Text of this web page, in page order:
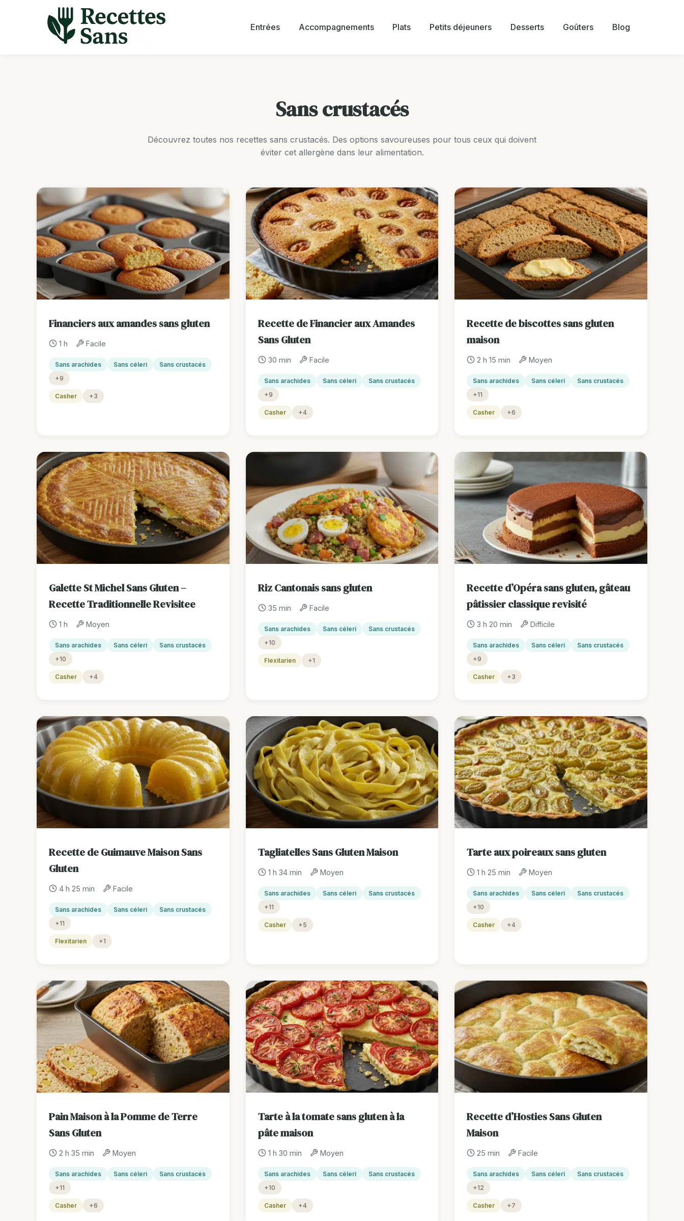
Entrées Accompagnements Plats Petits déjeuners Desserts Goûters Blog
Sans crustacés
Découvrez toutes nos recettes sans crustacés. Des options savoureuses pour tous ceux qui doivent
éviter cet allergène dans leur alimentation.
Financiers aux amandes sans gluten
1 h Facile
Sans arachides Sans céleri
Sans crustacés
+9
Casher +3
Recette de Financier aux Amandes
Sans Gluten
30 min Facile
Sans arachides Sans céleri
Sans crustacés
+9
Casher +4
Recette de biscottes sans gluten
maison
2 h 15 min Moyen
Sans arachides Sans céleri
Sans crustacés
+11
Casher +6
Galette St Michel Sans Gluten –
Recette Traditionnelle Revisitee
1 h Moyen
Sans arachides Sans céleri
Sans crustacés
+10
Casher +4
Riz Cantonais sans gluten
35 min Facile
Sans arachides Sans céleri
Sans crustacés
+10
Flexitarien +1
Recette d’Opéra sans gluten, gâteau
pâtissier classique revisité
3 h 20 min Difficile
Sans arachides Sans céleri
Sans crustacés
+9
Casher +3
Recette de Guimauve Maison Sans
Gluten
4 h 25 min Facile
Sans arachides Sans céleri
Sans crustacés
+11
Flexitarien +1
Tagliatelles Sans Gluten Maison
1 h 34 min Moyen
Sans arachides Sans céleri
Sans crustacés
+11
Casher +5
Tarte aux poireaux sans gluten
1 h 25 min Moyen
Sans arachides Sans céleri
Sans crustacés
+10
Casher +4
Pain Maison à la Pomme de Terre
Sans Gluten
2 h 35 min Moyen
Sans arachides Sans céleri
Sans crustacés
+11
Casher +6
Tarte à la tomate sans gluten à la
pâte maison
1 h 30 min Moyen
Sans arachides Sans céleri
Sans crustacés
+10
Casher +4
Recette d’Hosties Sans Gluten
Maison
25 min Facile
Sans arachides Sans céleri
Sans crustacés
+12
Casher +7